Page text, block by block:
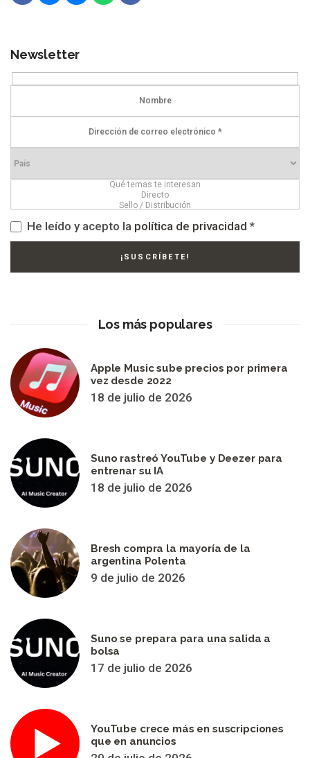
Newsletter
He leído y acepto la política de privacidad *
Los más populares
Apple Music sube precios por primera
vez desde 2022
18 de julio de 2026
Suno rastreó YouTube y Deezer para
entrenar su IA
18 de julio de 2026
Bresh compra la mayoría de la
argentina Polenta
9 de julio de 2026
Suno se prepara para una salida a
bolsa
17 de julio de 2026
YouTube crece más en suscripciones
que en anuncios